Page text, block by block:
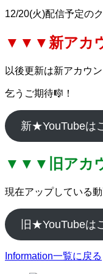
12/20(火)配信予定の
▼▼▼新アカ
以後更新は新アカウ
乞うご期待🎼！
新★YouTubeは
▼▼▼旧アカ
現在アップしている
旧★YouTubeは
Information一覧に戻る